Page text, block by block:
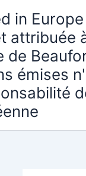
in
attribuée
de
émises